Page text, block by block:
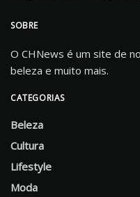
SOBRE
O CHNews é um site de
beleza e muito mais.
CATEGORIAS
Beleza
Cultura
Lifestyle
Moda